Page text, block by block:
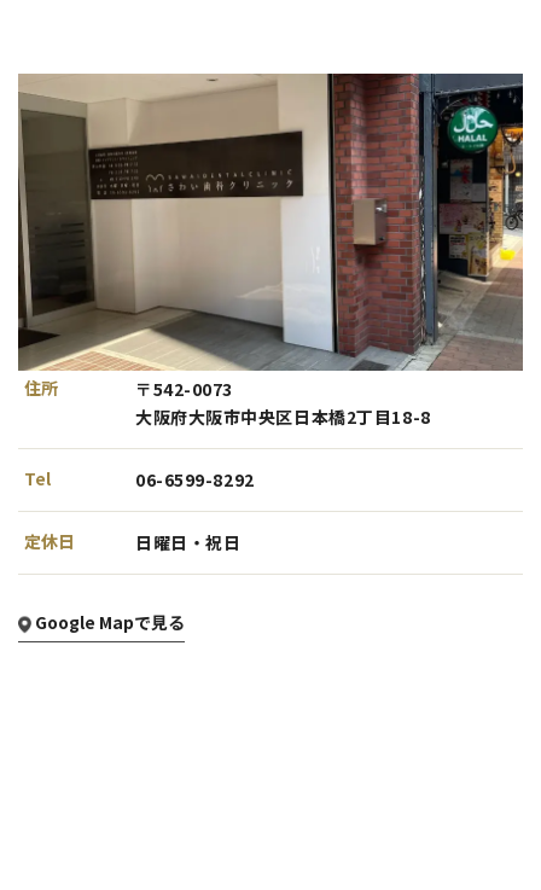
住所
〒542-0073
大阪府大阪市中央区日本橋2丁目18-8
Tel 06-6599-8292
定休日 日曜日・祝日
Google Mapで見る